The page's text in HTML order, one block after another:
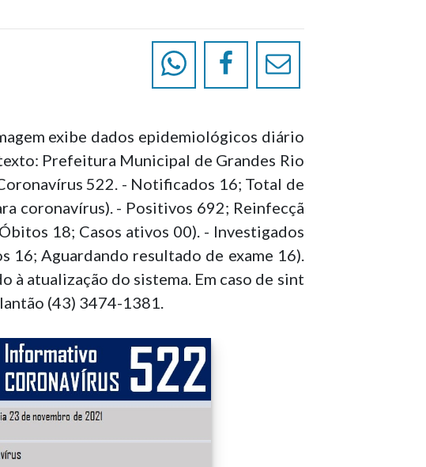
exibe dados epidemiológicos diário
Prefeitura Municipal de Grandes Rio
522. - Notificados 16; Total de
coronavírus). - Positivos 692; Reinfecçã
18; Casos ativos 00). - Investigados
Aguardando resultado de exame 16).
atualização do sistema. Em caso de sint
(43) 3474-1381.